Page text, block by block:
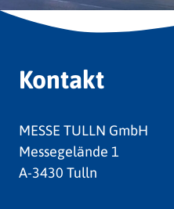
Kontakt
MESSE TULLN GmbH
Messegelände 1
A-3430 Tulln